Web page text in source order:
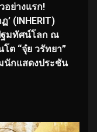
อย่างแรก!
(INHERIT)
ฐมทัศน์โลก ณ
ต “จุ๋ย วรัทยา”
กแสดงประชัน